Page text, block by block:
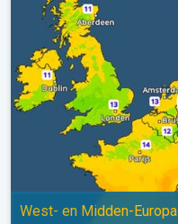
West- en Midden-Europa